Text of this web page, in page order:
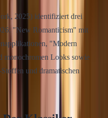
2025) identifiziert drei
"New Romanticism" mit
"Modern
Looks sowie
und dramatischen